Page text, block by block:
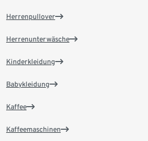
Herrenpullover
Herrenunterwäsche
Kinderkleidung
Babykleidung
Kaffee
Kaffeemaschinen